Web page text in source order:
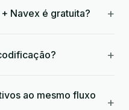
Navex é gratuita? +
+
ao mesmo fluxo
+